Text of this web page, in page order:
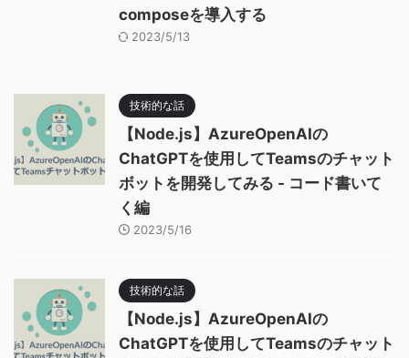
composeを導入する
2023/5/13
技術的な話
【Node.js】AzureOpenAIの
ChatGPTを使用してTeamsのチャット
ボットを開発してみる - コード書いて
く編
2023/5/16
技術的な話
【Node.js】AzureOpenAIの
ChatGPTを使用してTeamsのチャット